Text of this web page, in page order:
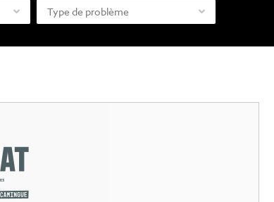
Type de problème